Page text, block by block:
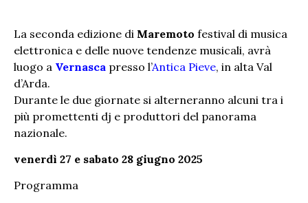
La seconda edizione di Maremoto festival di musica
elettronica e delle nuove tendenze musicali, avrà
luogo a Vernasca presso l’Antica Pieve, in alta Val
d’Arda.
Durante le due giornate si alterneranno alcuni tra i
più promettenti dj e produttori del panorama
nazionale.
venerdì 27 e sabato 28 giugno 2025
Programma